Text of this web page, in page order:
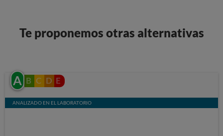
Te proponemos otras alternativas
A B C D E
ANALIZADO EN EL LABORATORIO